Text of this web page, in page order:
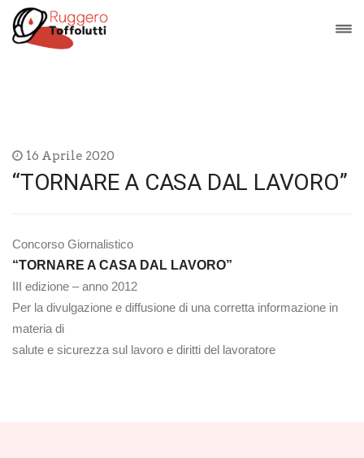
16 Aprile 2020
“TORNARE A CASA DAL LAVORO”
Concorso Giornalistico
“TORNARE A CASA DAL LAVORO”
III edizione – anno 2012
Per la divulgazione e diffusione di una corretta informazione in
materia di
salute e sicurezza sul lavoro e diritti del lavoratore